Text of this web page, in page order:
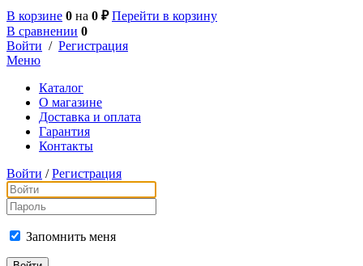
В корзине 0 на 0 ₽ Перейти в корзину
В сравнении 0
Войти / Регистрация
Меню
Каталог
О магазине
Доставка и оплата
Гарантия
Контакты
Войти / Регистрация
Запомнить меня